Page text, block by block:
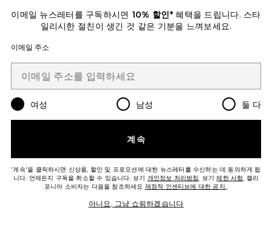
컬렉션
CHEEKY BOXER 반바지
$52 (최종세일)
이메일 뉴스레터를 구독하시면 10% 할인*혜택을 드립니다. 스타
일리시한 절친이 생긴 것 같은 기분을 느껴보세요.
이메일 주소
여성 남성 둘 다
계속
'계속'을 클릭하시면 신상품, 할인 및 프로모션에 대한 뉴스레터를 수신하는 데 동의하게 됩
니다. 언제든지 구독을 취소할 수 있습니다. 보기 개인정보 처리방침. 보기제한 사항. 캘리
포니아 소비자는 다음을 참조하세요 재정적 인센티브에 대한 공지..
아니요, 그냥 쇼핑하겠습니다